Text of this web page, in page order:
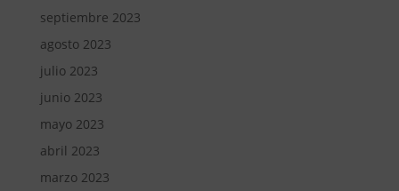
septiembre 2023
agosto 2023
julio 2023
junio 2023
mayo 2023
abril 2023
marzo 2023